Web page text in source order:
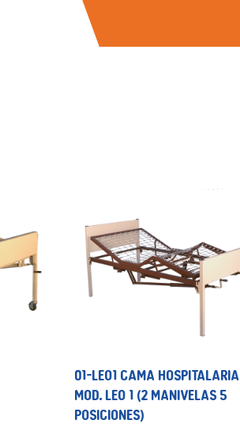
01-LEO1 CAMA HOSPITALARIA
MOD. LEO 1 (2 MANIVELAS 5
POSICIONES)